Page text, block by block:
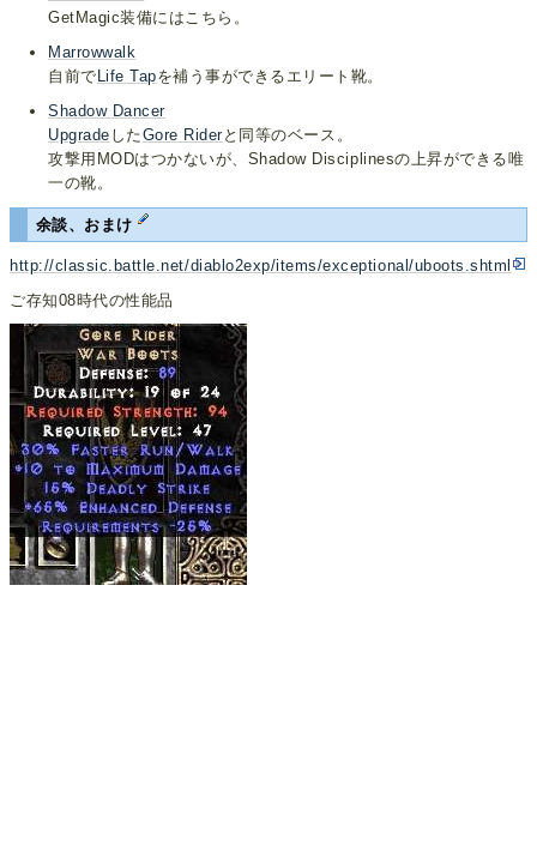
GetMagic装備にはこちら。
Marrowwalk
自前で Life Tapを補う事ができるエリート靴。
Shadow Dancer
Upgrade したGore Riderと同等のベース。
攻撃用MODはつかないが、Shadow Disciplinesの上昇ができる唯
一の靴。
余談、おまけ
http://classic.battle.net/diablo2exp/items/exceptional/uboots.shtml
ご存知08時代の性能品